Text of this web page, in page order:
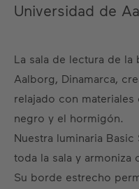
Universidad de
La sala de lectura de
Aalborg, Dinamarca,
relajado con
negro y el hormigón.
Nuestra luminaria
toda la sala y armoniza
Su borde estrecho